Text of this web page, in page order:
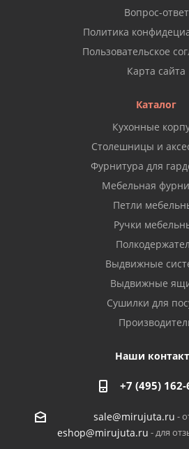
Вопрос-ответ
Политика
Пользовательское
Карта сайта
Каталог
Кухонные
Столешницы и
Фурнитура для
Мебельная
Петли
Ручки
Выдвижные
Выдвижные
Сушилки для
Наши
+7 (495) 162-
sale@mirujuta.ru -
eshop@mirujuta.ru - для